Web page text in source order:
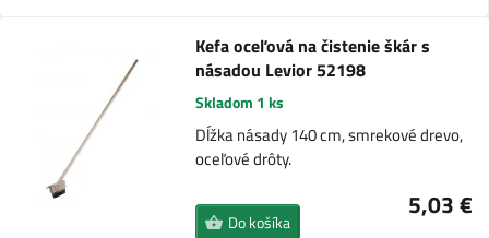
Kefa oceľová na čistenie škár s
násadou Levior 52198
Skladom 1 ks
Dĺžka násady 140 cm, smrekové drevo,
oceľové drôty.
5,03 €
Do košíka